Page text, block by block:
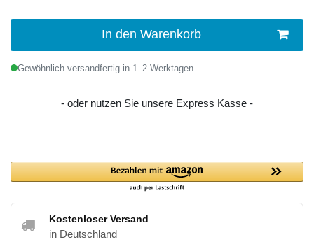
In den Warenkorb
Gewöhnlich versandfertig in 1–2 Werktagen
- oder nutzen Sie unsere Express Kasse -
Kostenloser Versand
in Deutschland